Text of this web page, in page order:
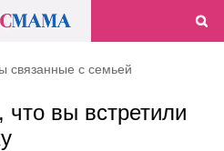
связанные с семьей
что вы встретили